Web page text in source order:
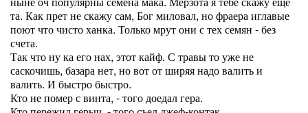
та. Как прет не скажу сам, Бог миловал, но фраера иглавые
поют что чисто ханка. Только мрут они с тех семян - без
счета.
Так что ну ка его нах, этот кайф. С травы то уже не
саскочишь, базара нет, но вот от ширяя надо валить и
валить. И быстро быстро.
Кто не помер с винта, - того доедал гера.